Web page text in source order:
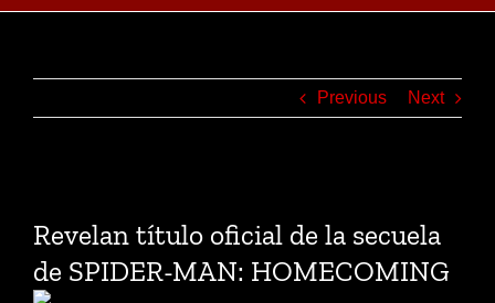
Previous Next
Larger
Revelan título oficial de la secuela
de SPIDER-MAN: HOMECOMING